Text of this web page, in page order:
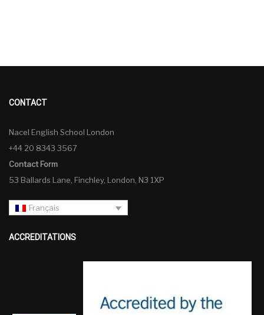
CONTACT
Nacel English School London
+44 20 8343 3567
Contact Form
53 Ballards Lane, Finchley, London, N3 1XP
Français
ACCREDITATIONS